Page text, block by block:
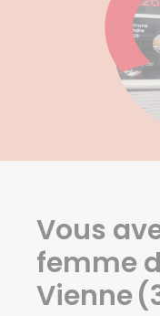
Villette De
Les Roches De
St Just Chaleyssin
Estrablin
Pont Eveque
Septeme
Ampuis
St Cyr Sur Le
Vous
femme
Vienne